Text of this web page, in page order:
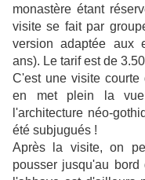
monastère étant
visite se fait par
version adaptée aux
ans). Le tarif est de
C'est une visite
en met plein la
l'architecture néo-
été subjugués !
Après la visite, on
pousser jusqu'au